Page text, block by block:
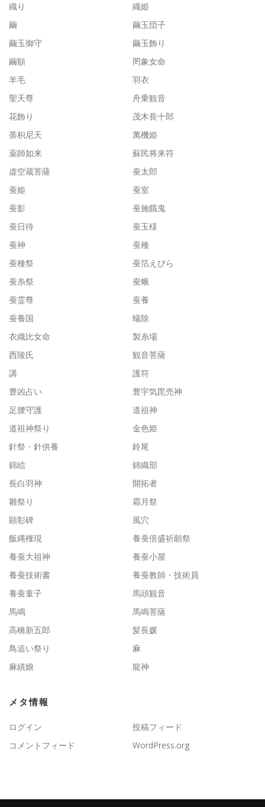
織り
織姫
繭
繭玉団子
繭玉御守
繭玉飾り
繭額
罔象女命
羊毛
羽衣
聖天尊
舟乗観音
花飾り
茂木長十郎
荼枳尼天
萬機姫
薬師如来
蘇民将来符
虚空蔵菩薩
蚕太郎
蚕姫
蚕室
蚕影
蚕施餓鬼
蚕日待
蚕玉様
蚕神
蚕種
蚕種祭
蚕箔えびら
蚕糸祭
蚕蛾
蚕霊尊
蚕養
蚕養国
蟻除
衣織比女命
製糸場
西陵氏
観音菩薩
講
護符
豊凶占い
豊宇気毘売神
足腰守護
道祖神
道祖神祭り
金色姫
針祭・針供養
鈴尾
錦絵
錦織部
長白羽神
開拓者
雛祭り
霜月祭
顕彰碑
風穴
飯縄権現
養蚕倍盛祈願祭
養蚕大祖神
養蚕小屋
養蚕技術書
養蚕教師・技術員
養蚕童子
馬頭観音
馬鳴
馬鳴菩薩
高橋新五郎
髪長媛
鳥追い祭り
麻
麻績娘
龍神
メタ情報
ログイン
投稿フィード
コメントフィード
WordPress.org